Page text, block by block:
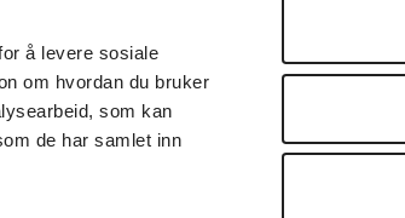
å levere sosiale
om hvordan du bruker
som kan
de har samlet inn